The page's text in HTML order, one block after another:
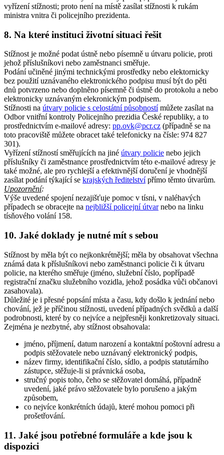
vyřízení stížnosti; proto není na místě zasílat stížnosti k rukám
ministra vnitra či policejního prezidenta.
8. Na které instituci životní situaci řešit
Stížnost je možné podat ústně nebo písemně u útvaru policie, proti
jehož příslušníkovi nebo zaměstnanci směřuje.
Podání učiněné jinými technickými prostředky nebo elektornicky
bez použití uznávaného elektronického podpisu musí být do pěti
dnů potvrzeno nebo doplněno písemně či ústně do protokolu a nebo
elektronicky uznávaným elekronickým podpisem.
Stížnosti na útvary policie s celostátní působnostímůžete zasílat na
Odbor vnitřní kontroly Policejního prezidia České republiky, a to
prostřednictvím e-mailové adresy: pp.ovk@pcr.cz (případně se na
toto pracoviště můžete obracet také telefonicky na čísle: 974 827
301).
Vyřízení stížností směřujících na jiné útvary policie nebo jejich
příslušníky či zaměstnance prostřednictvím této e-mailové adresy je
také možné, ale pro rychlejší a efektivnější doručení je vhodnější
zasílat podání týkající se krajských ředitelstvípřímo těmto útvarům.
Upozornění:
Výše uvedené spojení nezajišťuje pomoc v tísni, v naléhavých
případech se obracejte na nejbližší policejní útvarnebo na linku
tísňového volání 158.
10. Jaké doklady je nutné mít s sebou
Stížnost by měla být co nejkonkrétnější; měla by obsahovat všechna
známá data k příslušníkovi nebo zaměstnanci policie či k útvaru
policie, na kterého směřuje (jméno, služební číslo, popřípadě
registrační značku služebního vozidla, jehož posádka vůči občanovi
zasahovala).
Důležité je i přesné popsání místa a času, kdy došlo k jednání nebo
chování, jež je příčinou stížnosti, uvedení případných svědků a další
podrobnosti, které by co nejvíce a nejpřesněji konkretizovaly situaci.
Zejména je nezbytné, aby stížnost obsahovala:
jméno, příjmení, datum narození a kontaktní poštovní adresu a
podpis stěžovatele nebo uznávaný elektronický podpis,
název firmy, identifikační číslo, sídlo, a podpis statutárního
zástupce, stěžuje-li si právnická osoba,
stručný popis toho, čeho se stěžovatel domáhá, případně
uvedení, jaké právo stěžovatele bylo porušeno a jakým
způsobem,
co nejvíce konkrétních údajů, které mohou pomoci při
prošetřování.
11. Jaké jsou potřebné formuláře a kde jsou k
dispozici